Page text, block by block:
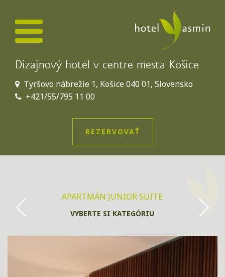
Dizajnový hotel v centre mesta Košice
Tyršovo nábrežie 1, Košice 040 01, Slovensko
+421/55/795 11 00
REZERVOVAŤ
APARTMÁN JUNIOR SUITE
VYBERTE SI KATEGÓRIU
IZBA SUPERIOR
SUPERIOR IZBA PRE ZNEVÝHODNENÝCH HOSTÍ
IZBA DE LUXE